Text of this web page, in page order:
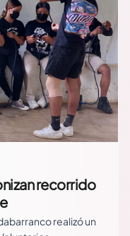
realizó un